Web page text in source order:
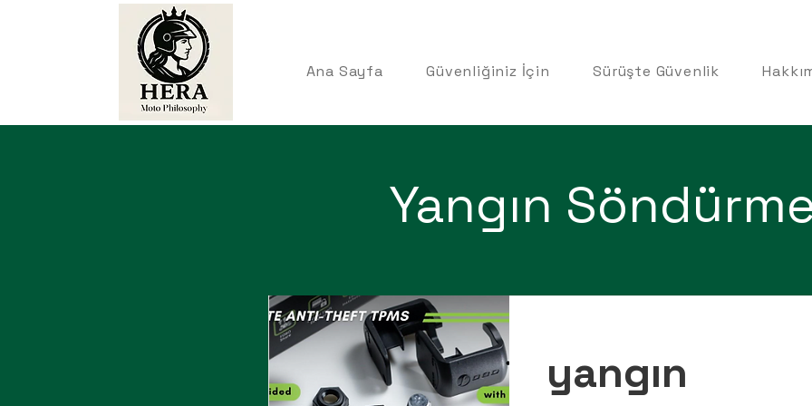
Ana Sayfa Güvenliğiniz İçin Sürüşte Güvenlik
Yangın
yangın